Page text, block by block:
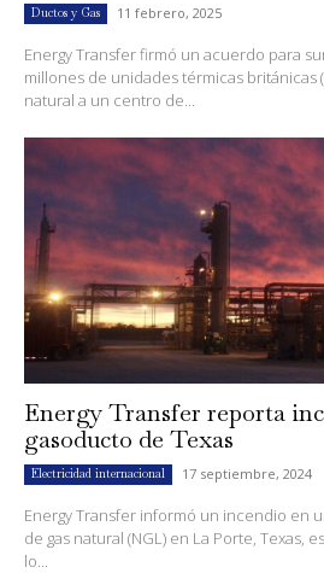
Ductos y Gas 11 febrero, 2025
Energy Transfer firmó un acuerdo para
millones de unidades térmicas británicas
natural a un centro de...
Energy Transfer reporta
gasoducto de Texas
Electricidad internacional 17 septiembre, 2024
Energy Transfer informó un incendio en
de gas natural (NGL) en La Porte, Texas,
lo...